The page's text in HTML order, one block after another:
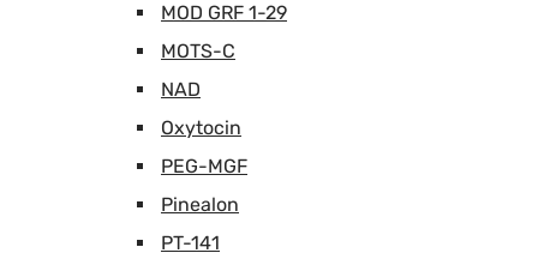
MOD GRF 1-29
MOTS-C
NAD
Oxytocin
PEG-MGF
Pinealon
PT-141